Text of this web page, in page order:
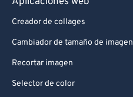
Creador de collages
Cambiador de tamaño de imagen
Recortar imagen
Selector de color